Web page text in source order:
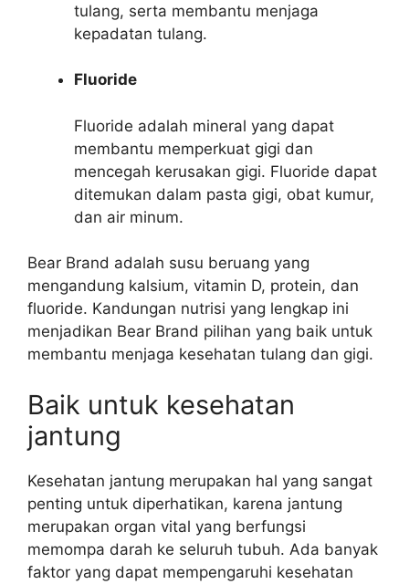
tulang, serta membantu menjaga
kepadatan tulang.
Fluoride
Fluoride adalah mineral yang dapat
membantu memperkuat gigi dan
mencegah kerusakan gigi. Fluoride dapat
ditemukan dalam pasta gigi, obat kumur,
dan air minum.
Bear Brand adalah susu beruang yang
mengandung kalsium, vitamin D, protein, dan
fluoride. Kandungan nutrisi yang lengkap ini
menjadikan Bear Brand pilihan yang baik untuk
membantu menjaga kesehatan tulang dan gigi.
Baik untuk kesehatan
jantung
Kesehatan jantung merupakan hal yang sangat
penting untuk diperhatikan, karena jantung
merupakan organ vital yang berfungsi
memompa darah ke seluruh tubuh. Ada banyak
faktor yang dapat mempengaruhi kesehatan